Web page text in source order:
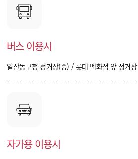
버스 이용시
일산동구청 정거장(중) / 롯데 벡화점 앞 정거장
자가용 이용시